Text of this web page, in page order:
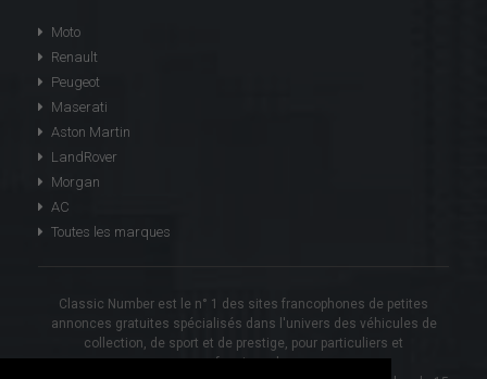
Moto
Renault
Peugeot
Maserati
Aston Martin
LandRover
Morgan
AC
Toutes les marques
Classic Number est le n° 1 des sites francophones de petites
annonces gratuites spécialisés dans l'univers des véhicules de
collection, de sport et de prestige, pour particuliers et
professionnels.